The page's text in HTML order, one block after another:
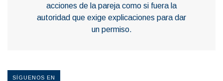
acciones de la pareja como si fuera la
autoridad que exige explicaciones para dar
un permiso.
SÍGUENOS EN